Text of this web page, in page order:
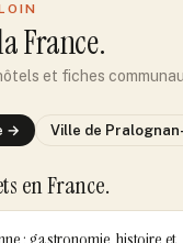
France.
et fiches
→ Ville de
en France.